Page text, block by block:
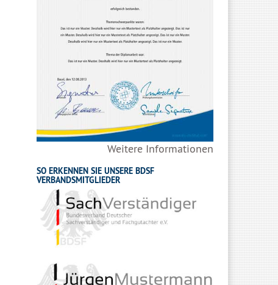
Weitere Informationen
SO ERKENNEN SIE UNSERE BDSF
VERBANDSMITGLIEDER